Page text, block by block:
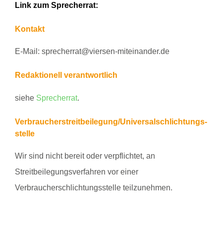
Link zum Sprecherrat:
Kontakt
E-Mail: sprecherrat@viersen-miteinander.de
Redaktionell verantwortlich
siehe Sprecherrat.
Verbraucher­streit­beilegung/Universal­schlichtungs­
stelle
Wir sind nicht bereit oder verpflichtet, an
Streitbeilegungsverfahren vor einer
Verbraucherschlichtungsstelle teilzunehmen.